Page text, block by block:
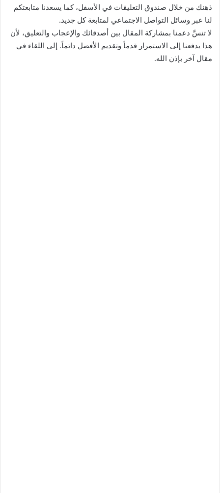
ذهنك من خلال صندوق التعليقات في الأسفل، كما يسعدنا متابعتكم
لنا عبر وسائل التواصل الاجتماعي لمتابعة كل جديد.
لا تنسَّ دعمنا بمشاركة المقال بين أصدقائك والإعجاب والتعليق، لأن
هذا يدفعنا إلى الاستمرار قدماً وتقديم الأفضل دائماً. إلى اللقاء في
مقال آخر بإذن الله.